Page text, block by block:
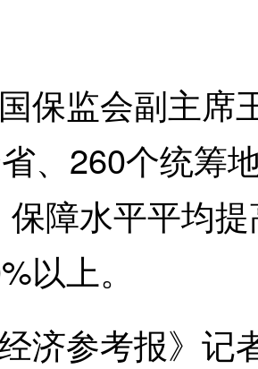
监会副主席
、260个统筹
保障水平平均
以上。
参考报》记